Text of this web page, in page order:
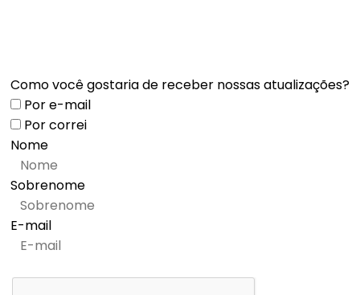
Como você gostaria de receber nossas atualizações?
Por e-mail
Por correi
Nome
Sobrenome
E-mail